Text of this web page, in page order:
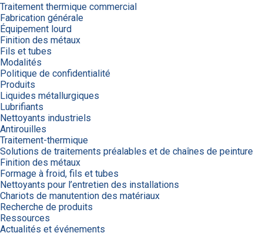
Traitement thermique commercial
Fabrication générale
Équipement lourd
Finition des métaux
Fils et tubes
Modalités
Politique de confidentialité
Produits
Liquides métallurgiques
Lubrifiants
Nettoyants industriels
Antirouilles
Traitement-thermique
Solutions de traitements préalables et de chaînes de peinture
Finition des métaux
Formage à froid, fils et tubes
Nettoyants pour l’entretien des installations
Chariots de manutention des matériaux
Recherche de produits
Ressources
Actualités et événements